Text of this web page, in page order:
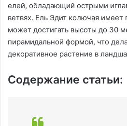
елей, обладающий острыми
ветвях. Ель Эдит колючая имеет
может достигать высоты до 30
пирамидальной формой, что
декоративное растение в
Содержание статьи: